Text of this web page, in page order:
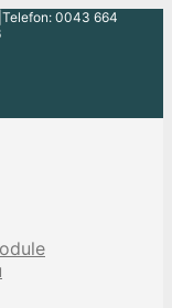
0043 664